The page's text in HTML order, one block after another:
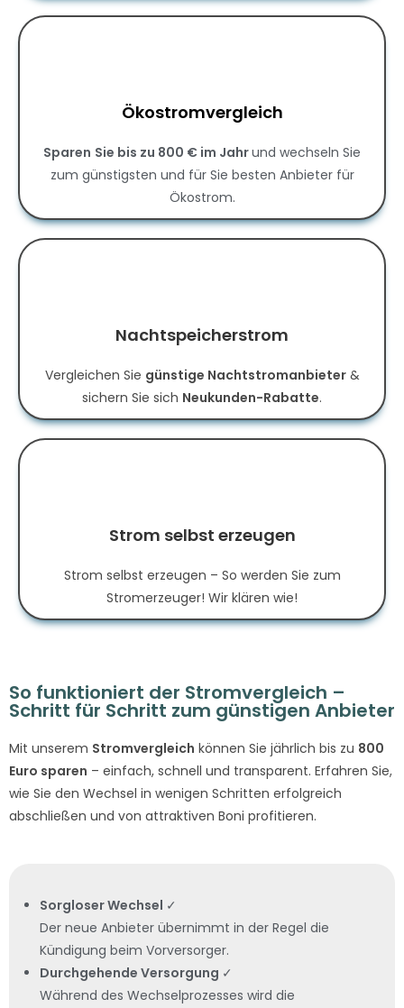
Ökostromvergleich
Sparen Sie bis zu 800 € im Jahrund wechseln Sie
zum günstigsten und für Sie besten Anbieter für
Ökostrom.
Nachtspeicherstrom
Vergleichen Sie günstige Nachtstromanbieter&
sichern Sie sich Neukunden-Rabatte.
Strom selbst erzeugen
Strom selbst erzeugen – So werden Sie zum
Stromerzeuger! Wir klären wie!
So funktioniert der Stromvergleich –
Schritt für Schritt zum günstigen Anbieter
Mit unserem Stromvergleich können Sie jährlich bis zu 800
Euro sparen – einfach, schnell und transparent. Erfahren Sie,
wie Sie den Wechsel in wenigen Schritten erfolgreich
abschließen und von attraktiven Boni profitieren.
Sorgloser Wechsel ✓
Der neue Anbieter übernimmt in der Regel die
Kündigung beim Vorversorger.
Durchgehende Versorgung ✓
Während des Wechselprozesses wird die